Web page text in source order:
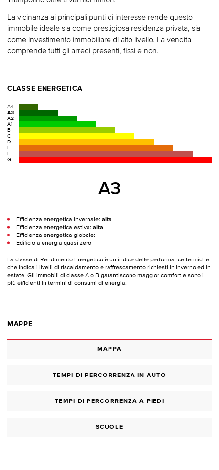
La vicinanza ai principali punti di interesse rende questo
immobile ideale sia come prestigiosa residenza privata, sia
come investimento immobiliare di alto livello. La vendita
comprende tutti gli arredi presenti, fissi e non.
CLASSE ENERGETICA
A4
A3
A2
A1
B
C
D
E
F
G
A3
Efficienza energetica invernale: alta
Efficienza energetica estiva: alta
Efficienza energetica globale:
Edificio a energia quasi zero
La classe di Rendimento Energetico è un indice delle performance termiche
che indica i livelli di riscaldamento e raffrescamento richiesti in inverno ed in
estate. Gli immobili di classe A o B garantiscono maggior comfort e sono i
più efficienti in termini di consumi di energia.
MAPPE
MAPPA
TEMPI DI PERCORRENZA IN AUTO
TEMPI DI PERCORRENZA A PIEDI
SCUOLE